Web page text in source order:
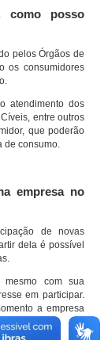
como posso
pelos Órgãos de
os consumidores
atendimento dos
entre outros
que poderão
de consumo.
empresa no
de novas
dela é possível
mesmo com sua
em participar.
a empresa
do site.